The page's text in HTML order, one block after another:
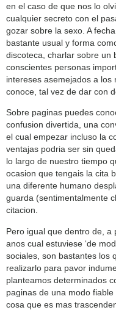
en el caso de que nos lo
cualquier secreto con el
gozar sobre la sexo. A
bastante usual y forma
discoteca, charlar sobre
conscientes personas
intereses asemejados a
conoce, tal vez de dar con
Sobre paginas puedes
confusion divertida, una
el cual empezar incluso la
ventajas podri­a ser sin
lo largo de nuestro tiempo
ocasion que tengais la cita
una diferente humano
guarda (sentimentalmente
citacion.
Pero igual que dentro de,
anos cual estuviese ‘de
sociales, son bastantes los
realizarlo para pavor
planteamos determinados
paginas de una modo
cosa que es mas